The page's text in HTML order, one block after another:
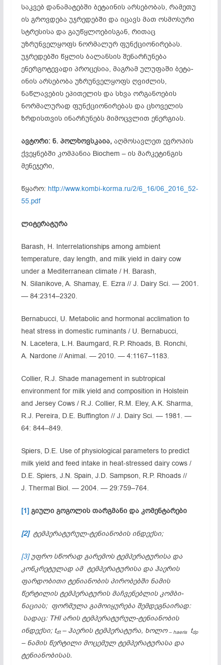
საკვებ დანამატებში ბეტაინის არსებობას, რამეთუ
ის გროვდება უჯრედებში და იცავს მათ ოსმოსური
სტრესისა და გაუწყლოებისგან, რითაც
უზრუნველყოფს ნორმალურ ფუნქციონირებას.
უჯრედებ­ში წყლის ბალანსის შენარჩუნება
ენერგოტევადი პროცესია, მაგრამ ულუფაში ბეტა­
ინის არსებობა უზრუნველყოფს ღვიძლის,
ნაწლავების ეპითელის და სხვა ორგანოების
ნორმალურად ფუნქციონირებას და ცხოველის
ზრდისთვის ინარჩუნებს მიმოცვლით ენერგიას.
ავტორი: ნ. პოლხოვსკაია,აღმოსავლეთ ევროპის
ქვეყნებში კომპანია Biochem – ის მარკეტინგის
მენეჯერი,
წყარო: http://www.kombi-korma.ru/2/6_16/06_2016_52-
55.pdf
ლიტერატურა
Barash, H. Interrelationships among ambient
temperature, day length, and milk yield in dairy cow
under a Mediterranean climate / H. Barash,
N. Silanikove, A. Shamay, E. Ezra // J. Dairy Sci. — 2001.
— 84:2314–2320.
Bernabucci, U. Metabolic and hormonal acclimation to
heat stress in domestic ruminants / U. Bernabucci,
N. Lacetera, L.H. Baumgard, R.P. Rhoads, B. Ronchi,
A. Nardone // Animal. — 2010. — 4:1167–1183.
Collier, R.J. Shade management in subtropical
environment for milk yield and composition in Holstein
and Jersey Cows / R.J. Collier, R.M. Eley, A.K. Sharma,
R.J. Pereira, D.E. Buffington // J. Dairy Sci. — 1981. —
64: 844–849.
Spiers, D.E. Use of physiological parameters to predict
milk yield and feed intake in heat-stressed dairy cows /
D.E. Spiers, J.N. Spain, J.D. Sampson, R.P. Rhoads //
J. Thermal Biol. — 2004. — 29:759–764.
[1] გიული გოგოლის თარგმანი და კომენტარები
[2] ტემპერატურულ-ტენიანობის ინდექსი;
[3] უფრო სწორად გარემოს ტემპერატურისა და
კონკრეტულად ამ ტემპერატურისა და ჰაერის
ფარდო­ბითი ტენიანობის პირობებში ნამის
წერტილის ტემპერატურის მაჩვენებლის კომბი­
ნაციას; ფორმულა გამოიყურება შემდეგნაირად:
სადაც: THI არის ტემპერატურულ-ტენიანობის
ინდექსი; tdt – ჰაერის ტემპერატურა, ხოლო– haeris tdp
– ნამის წერტი­ლი მოცემულ ტემპერატურასა და
ტენიანობისას.